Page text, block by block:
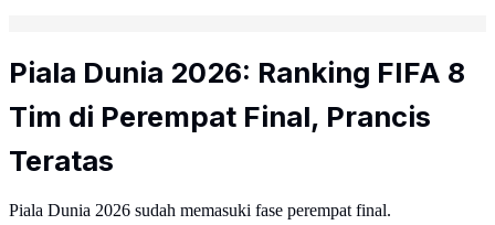
Piala Dunia 2026: Ranking FIFA 8
Tim di Perempat Final, Prancis
Teratas
Piala Dunia 2026 sudah memasuki fase perempat final.